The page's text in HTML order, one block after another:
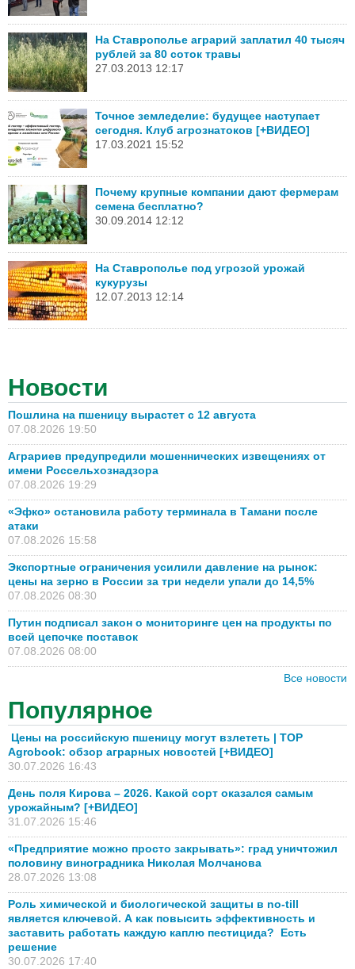
На Ставрополье аграрий заплатил 40 тысяч
рублей за 80 соток травы
27.03.2013 12:17
Точное земледелие: будущее наступает
сегодня. Клуб агрознатоков [+ВИДЕО]
17.03.2021 15:52
Почему крупные компании дают фермерам
семена бесплатно?
30.09.2014 12:12
На Ставрополье под угрозой урожай
кукурузы
12.07.2013 12:14
Новости
Пошлина на пшеницу вырастет с 12 августа
07.08.2026 19:50
Аграриев предупредили мошеннических извещениях от
имени Россельхознадзора
07.08.2026 19:29
«Эфко» остановила работу терминала в Тамани после
атаки
07.08.2026 15:58
Экспортные ограничения усилили давление на рынок:
цены на зерно в России за три недели упали до 14,5%
07.08.2026 08:30
Путин подписал закон о мониторинге цен на продукты по
всей цепочке поставок
07.08.2026 08:00
Все новости
Популярное
Цены на российскую пшеницу могут взлететь | TOP
Agrobook: обзор аграрных новостей [+ВИДЕО]
30.07.2026 16:43
День поля Кирова – 2026. Какой сорт оказался самым
урожайным? [+ВИДЕО]
31.07.2026 15:46
«Предприятие можно просто закрывать»: град уничтожил
половину виноградника Николая Молчанова
28.07.2026 13:08
Роль химической и биологической защиты в no-till
является ключевой. А как повысить эффективность и
заставить работать каждую каплю пестицида? Есть
решение
30.07.2026 17:40